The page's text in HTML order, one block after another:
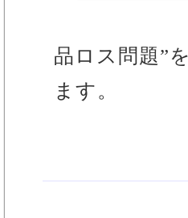
品ロス問題”
ます。